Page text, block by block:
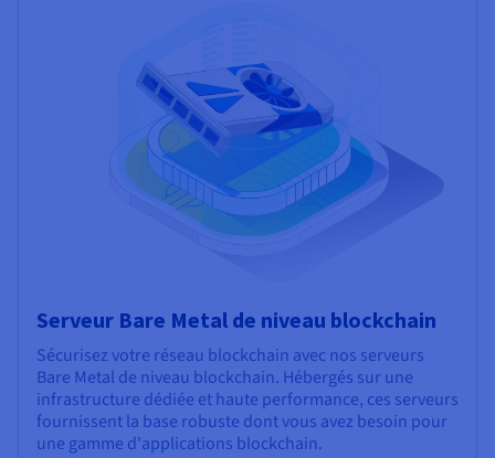
Serveur Bare Metal de niveau blockchain
Sécurisez votre réseau blockchain avec nos serveurs
Bare Metal de niveau blockchain. Hébergés sur une
infrastructure dédiée et haute performance, ces serveurs
fournissent la base robuste dont vous avez besoin pour
une gamme d'applications blockchain.